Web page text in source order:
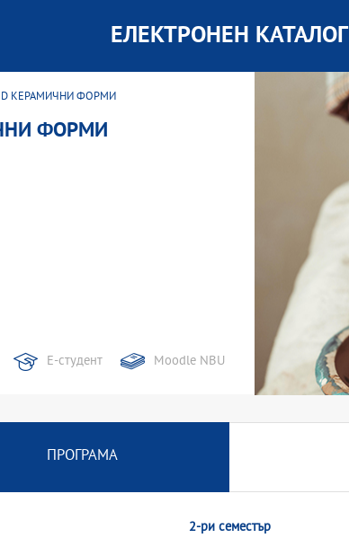
ЕЛЕКТРОНЕН КАТАЛОГ
КЕРАМИЧНИ ФОРМИ
ФОРМИ
Е-студент Moodle NBU
ПРОГРАМА
2-ри семестър